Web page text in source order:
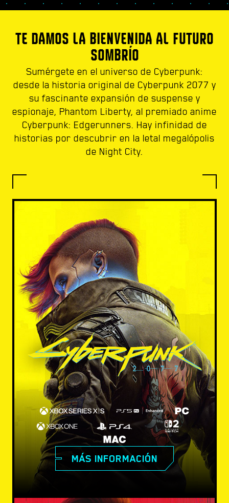
TE DAMOS LA BIENVENIDA AL FUTURO
SOMBRÍO
Sumérgete en el universo de Cyberpunk:
desde la historia original de Cyberpunk 2077 y
su fascinante expansión de suspense y
espionaje, Phantom Liberty, al premiado anime
Cyberpunk: Edgerunners. Hay infinidad de
historias por descubrir en la letal megalópolis
de Night City.
MÁS INFORMACIÓN